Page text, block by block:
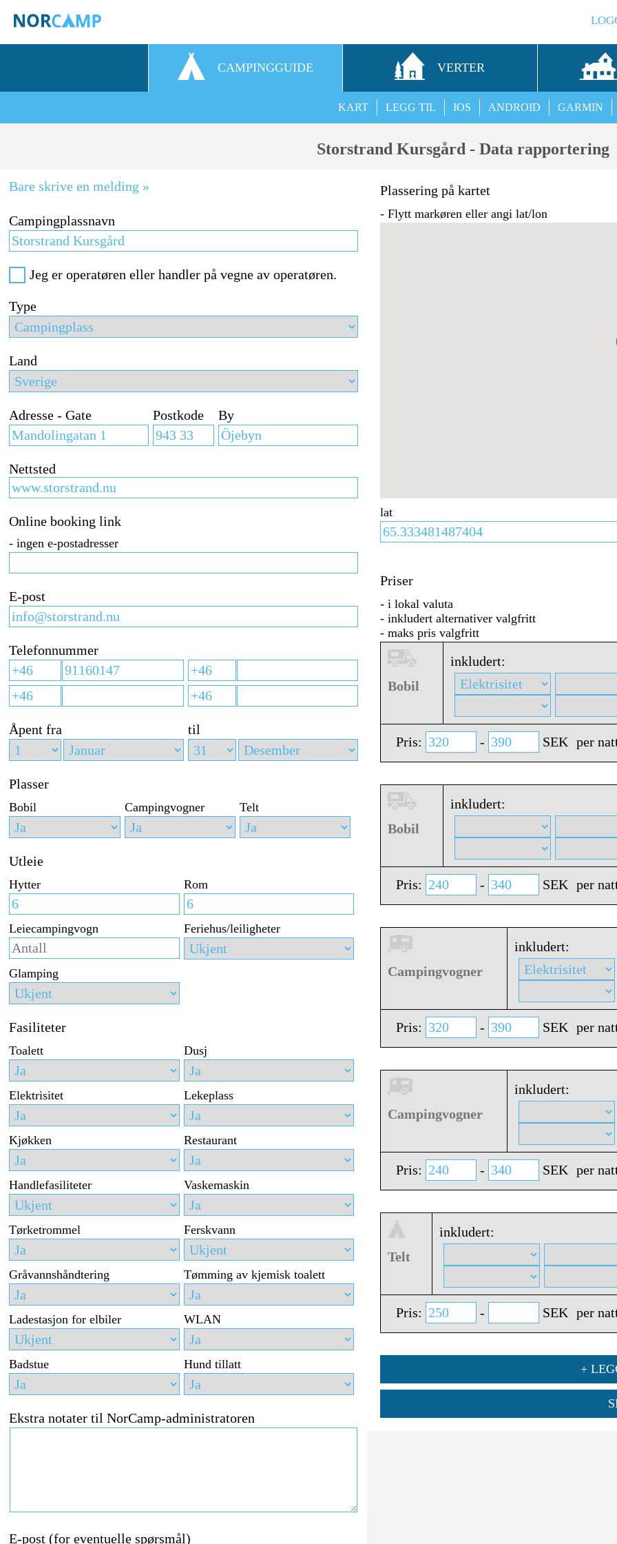
CAMPINGGUIDE VERTER
GARMIN
ANDROID
IOS
LEGG TIL
KART
Storstrand Kursgård - Data rapportering
Bare skrive en melding »
Campingplassnavn
Jeg er operatøren eller handler på vegne av operatøren.
Type
Land
Adresse - Gate Postkode By
Nettsted
Online booking link
- ingen e-postadresser
E-post
Telefonnummer
Åpent fra til
Plasser
Bobil Campingvogner Telt
Utleie
Hytter Rom
Leiecampingvogn Feriehus/leiligheter
Glamping
Fasiliteter
Toalett Dusj
Elektrisitet Lekeplass
Kjøkken Restaurant
Handlefasiliteter Vaskemaskin
Tørketrommel Ferskvann
Gråvannshåndtering Tømming av kjemisk toalett
Ladestasjon for elbiler WLAN
Badstue Hund tillatt
Ekstra notater til NorCamp-administratoren
E-post (for eventuelle spørsmål)
Plassering på kartet
- Flytt markøren eller angi lat/lon
lat
Priser
- i lokal valuta
- inkludert alternativer valgfritt
- maks pris valgfritt
Bobil
inkludert:
Pris: - SEK per
Bobil
inkludert:
Pris: - SEK per
Campingvogner
inkludert:
Pris: - SEK per
Campingvogner
inkludert:
Pris: - SEK per
Telt
inkludert:
Pris: - SEK per
+